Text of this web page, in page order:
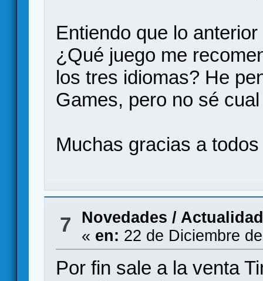
Entiendo que lo
¿Qué juego me
los tres idiomas? He
Games, pero no sé
Muchas gracias a
7
Novedades / Actualidad
« en: 22 de Diciembre
Por fin sale a la venta